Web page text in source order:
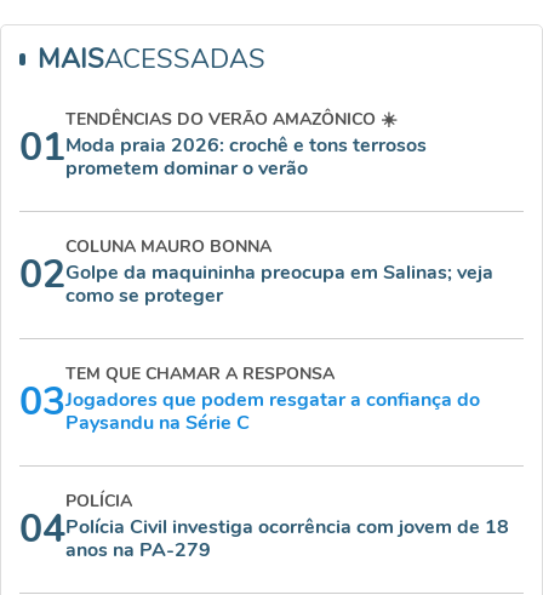
MAISACESSADAS
01
TENDÊNCIAS DO VERÃO AMAZÔNICO ☀️
Moda praia 2026: crochê e tons terrosos
prometem dominar o verão
02
COLUNA MAURO BONNA
Golpe da maquininha preocupa em Salinas; veja
como se proteger
03
TEM QUE CHAMAR A RESPONSA
Jogadores que podem resgatar a confiança do
Paysandu na Série C
04
POLÍCIA
Polícia Civil investiga ocorrência com jovem de 18
anos na PA-279